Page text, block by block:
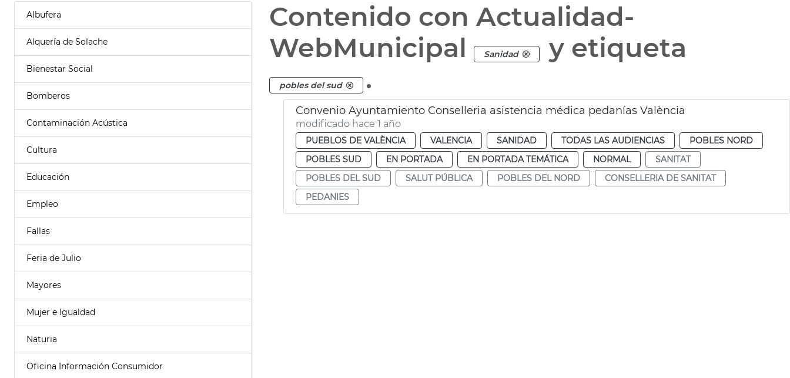
Albufera
Alquería de Solache
Bienestar Social
Bomberos
Contaminación Acústica
Cultura
Educación
Empleo
Fallas
Feria de Julio
Mayores
Mujer e Igualdad
Naturia
Oficina Información Consumidor
Contenido con Actualidad-
WebMunicipal
Sanidad y etiqueta
pobles del sud .
Convenio Ayuntamiento Conselleria asistencia médica pedanías València
modificado hace 1 año
PUEBLOS DE VALÈNCIA VALENCIA SANIDAD TODAS LAS AUDIENCIAS
POBLES NORD
POBLES SUD
EN PORTADA EN PORTADA TEMÁTICA NORMAL
SANITAT
POBLES DEL SUD
SALUT PÚBLICA POBLES DEL NORD
CONSELLERIA DE SANITAT
PEDANIES